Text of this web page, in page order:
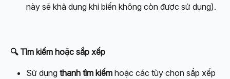
này sẽ khả dụng khi biến không còn được sử dụng).
🔍 Tìm kiếm hoặc sắp xếp
Sử dụng thanh tìm kiếm hoặc các tùy chọn sắp xếp